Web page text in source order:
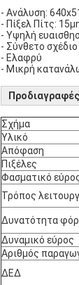
- Ανάλυση:
- Πίξελ Πίτς:
- Υψηλή
- Σύνθετο σχέδιο
- Ελαφρύ
- Μικρή
Σχήμα
Υλικό
Απόφαση
Πιξέλες
Φασματικό
Τρόπος
Δυνατότητα
Δυναμικό εύρος
Αριθμός
ΔΕΔ